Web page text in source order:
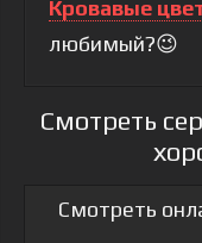
Кровавые
любимый?😉
Смотреть
Смотреть